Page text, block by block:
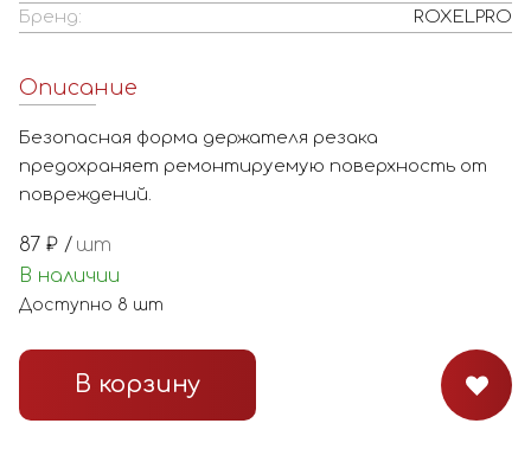
Бренд:
ROXELPRO
Описание
Безопасная форма держателя резака
предохраняет ремонтируемую поверхность от
повреждений.
87 ₽ / шт
В наличии
Доступно 8 шт
В корзину